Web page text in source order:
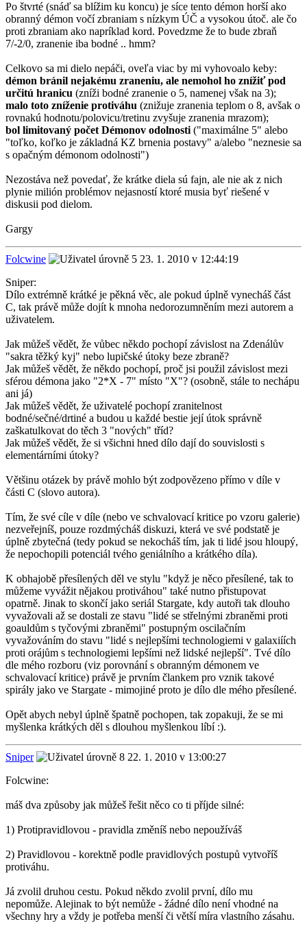
Po štvrté (snáď sa blížim ku koncu) je síce tento démon horší ako
obranný démon vočí zbraniam s nízkym ÚČ a vysokou útoč. ale čo
proti zbraniam ako napríklad kord. Povedzme že to bude zbraň
7/-2/0, zranenie iba bodné .. hmm?
Celkovo sa mi dielo nepáči, oveľa viac by mi vyhovoalo keby:
démon bránil nejakému zraneniu, ale nemohol ho znížiť pod
určitú hranicu (zníži bodné zranenie o 5, namenej však na 3);
malo toto zníženie protiváhu (znižuje zranenia teplom o 8, avšak o
rovnakú hodnotu/polovicu/tretinu zvyšuje zranenia mrazom);
bol limitovaný počet Démonov odolnosti ("maximálne 5" alebo
"toľko, koľko je základná KZ brnenia postavy" a/alebo "neznesie sa
s opačným démonom odolnosti")
Nezostáva než povedať, že krátke diela sú fajn, ale nie ak z nich
plynie milión problémov nejasností ktoré musia byť riešené v
diskusii pod dielom.
Gargy
Folcwine
23. 1. 2010 v 12:44:19
Sniper:
Dílo extrémně krátké je pěkná věc, ale pokud úplně vynecháš část
C, tak právě může dojít k mnoha nedorozumněním mezi autorem a
uživatelem.
Jak můžeš vědět, že vůbec někdo pochopí závislost na Zdenálův
"sakra těžký kyj" nebo lupičské útoky beze zbraně?
Jak můžeš vědět, že někdo pochopí, proč jsi použil závislost mezi
sférou démona jako "2*X - 7" místo "X"? (osobně, stále to nechápu
ani já)
Jak můžeš vědět, že uživatelé pochopí zranitelnost
bodné/sečné/drtiné a budou u každé bestie její útok správně
zaškatulkovat do těch 3 "nových" tříd?
Jak můžeš vědět, že si všichni hned dílo dají do souvislosti s
elementárními útoky?
Většinu otázek by právě mohlo být zodpovězeno přímo v díle v
části C (slovo autora).
Tím, že své cíle v díle (nebo ve schvalovací kritice po vzoru galerie)
nezveřejníš, pouze rozdmýcháš diskuzi, která ve své podstatě je
úplně zbytečná (tedy pokud se nekocháš tím, jak ti lidé jsou hloupý,
že nepochopili potenciál tvého geniálního a krátkého díla).
K obhajobě přesílených děl ve stylu "když je něco přesílené, tak to
můžeme vyvážit nějakou protiváhou" také nutno přistupovat
opatrně. Jinak to skončí jako seriál Stargate, kdy autoři tak dlouho
vyvažovali až se dostali ze stavu "lidé se střelnými zbraněmi proti
goauldům s tyčovými zbraněmi" postupným oscilačním
vyvažováním do stavu "lidé s nejlepšími technologiemi v galaxiíích
proti orájům s technologiemi lepšími než lidské nejlepší". Tvé dílo
dle mého rozboru (viz porovnání s obranným démonem ve
schvalovací kritice) právě je prvním člankem pro vznik takové
spirály jako ve Stargate - mimojiné proto je dílo dle mého přesílené.
Opět abych nebyl úplně špatně pochopen, tak zopakuji, že se mi
myšlenka krátkých děl s dlouhou myšlenkou líbí :).
Sniper
22. 1. 2010 v 13:00:27
Folcwine:
máš dva způsoby jak můžeš řešit něco co ti příjde silné:
1) Protipravidlovou - pravidla změníš nebo nepoužíváš
2) Pravidlovou - korektně podle pravidlových postupů vytvoříš
protiváhu.
Já zvolil druhou cestu. Pokud někdo zvolil první, dílo mu
nepomůže. Alejinak to být nemůže - žádné dílo není vhodné na
všechny hry a vždy je potřeba menší či větší míra vlastního zásahu.